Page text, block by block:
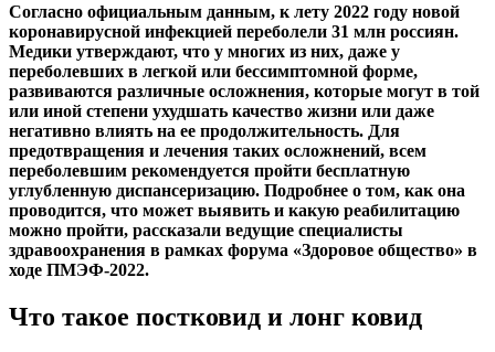
Согласно официальным данным, к лету 2022 году новой
коронавирусной инфекцией переболели 31 млн россиян.
Медики утверждают, что у многих из них, даже у
переболевших в легкой или бессимптомной форме,
развиваются различные осложнения, которые могут в той
или иной степени ухудшать качество жизни или даже
негативно влиять на ее продолжительность. Для
предотвращения и лечения таких осложнений, всем
переболевшим рекомендуется пройти бесплатную
углубленную диспансеризацию. Подробнее о том, как она
проводится, что может выявить и какую реабилитацию
можно пройти, рассказали ведущие специалисты
здравоохранения в рамках форума «Здоровое общество» в
ходе ПМЭФ-2022.
Что такое постковид и лонг ковид